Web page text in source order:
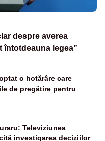
despre averea
întotdeauna legea”
o hotărâre care
de pregătire pentru
Televiziunea
investigarea deciziilor